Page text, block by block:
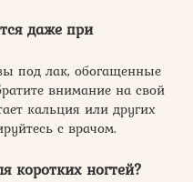
даже при
под лак, обогащенные
внимание на свой
кальция или других
с врачом.
коротких ногтей?